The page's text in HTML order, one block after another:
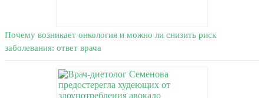
Почему возникает онкология и можно ли снизить риск
заболевания: ответ врача